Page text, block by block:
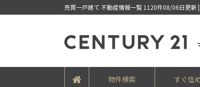
売買一戸建て 不動産情報一覧 1120件08/06日更新
物件検索 すぐ住